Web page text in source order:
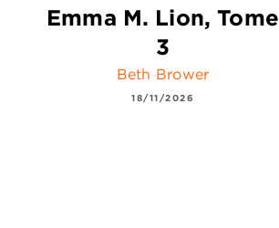
Emma M. Lion, Tome
3
Beth Brower
18/11/2026